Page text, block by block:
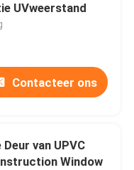
UVweerstand
Contacteer ons
van UPVC
Window